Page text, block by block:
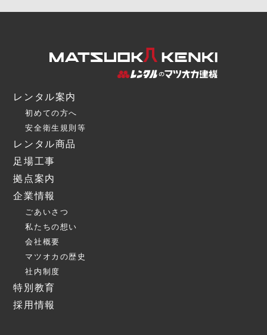
レンタル案内
初めての方へ
安全衛生規則等
レンタル商品
足場工事
拠点案内
企業情報
ごあいさつ
私たちの想い
会社概要
マツオカの歴史
社内制度
特別教育
採用情報